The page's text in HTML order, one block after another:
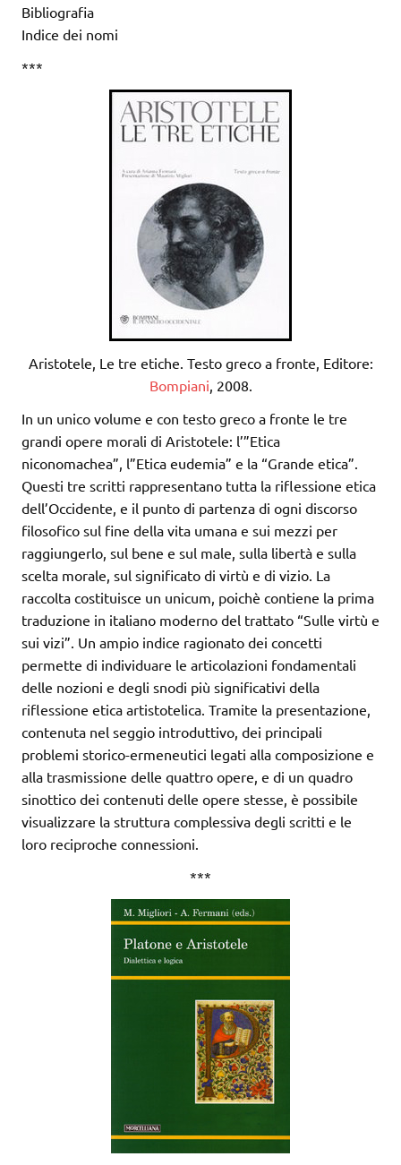
Bibliografia
Indice dei nomi
***
Aristotele, Le tre etiche. Testo greco a fronte, Editore:
Bompiani, 2008.
In un unico volume e con testo greco a fronte le tre
grandi opere morali di Aristotele: l’”Etica
niconomachea”, l”Etica eudemia” e la “Grande etica”.
Questi tre scritti rappresentano tutta la riflessione etica
dell’Occidente, e il punto di partenza di ogni discorso
filosofico sul fine della vita umana e sui mezzi per
raggiungerlo, sul bene e sul male, sulla libertà e sulla
scelta morale, sul significato di virtù e di vizio. La
raccolta costituisce un unicum, poichè contiene la prima
traduzione in italiano moderno del trattato “Sulle virtù e
sui vizi”. Un ampio indice ragionato dei concetti
permette di individuare le articolazioni fondamentali
delle nozioni e degli snodi più significativi della
riflessione etica artistotelica. Tramite la presentazione,
contenuta nel seggio introduttivo, dei principali
problemi storico-ermeneutici legati alla composizione e
alla trasmissione delle quattro opere, e di un quadro
sinottico dei contenuti delle opere stesse, è possibile
visualizzare la struttura complessiva degli scritti e le
loro reciproche connessioni.
***